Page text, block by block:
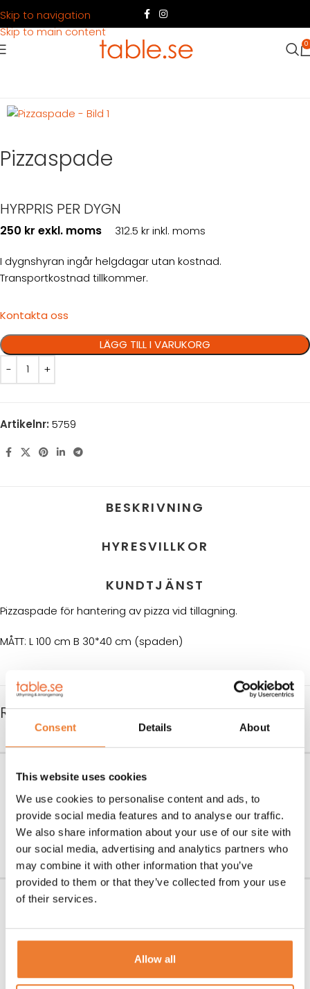
Consent Details About
This website uses cookies
We use cookies to personalise content and ads, to
provide social media features and to analyse our traffic.
We also share information about your use of our site with
our social media, advertising and analytics partners who
may combine it with other information that you’ve
provided to them or that they’ve collected from your use
of their services.
Allow all
Skip to navigation
Skip to main content
0
Köksutrustning Köksredskap
Pizzaspade
HYRPRIS PER DYGN
250 kr exkl. moms 312.5 kr inkl. moms
I dygnshyran ingår helgdagar utan kostnad.
Transportkostnad tillkommer.
Kontakta oss
LÄGG TILL I VARUKORG
Artikelnr: 5759
BESKRIVNING
HYRESVILLKOR
KUNDTJÄNST
Pizzaspade för hantering av pizza vid tillagning.
MÅTT: L 100 cm B 30*40 cm (spaden)
RELATERADE PRODUKTER
pizzor
Art nr.5012
6.000 kr
LÄGG TILL I VARUKORG
Art nr. 1003-3
32.500kr
LÄGG TILL I VARUKORG
Pizzaugn mini dubbel